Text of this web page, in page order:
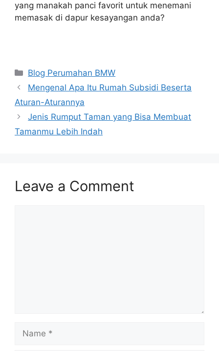
yang manakah panci favorit untuk menemani
memasak di dapur kesayangan anda?
Categories
Blog Perumahan BMW
Mengenal Apa Itu Rumah Subsidi Beserta
Aturan-Aturannya
Jenis Rumput Taman yang Bisa Membuat
Tamanmu Lebih Indah
Leave a Comment